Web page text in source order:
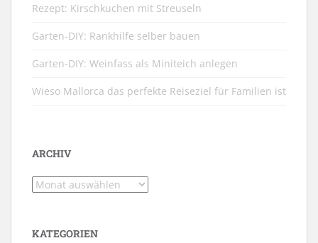
Rezept: Kirschkuchen mit Streuseln
Garten-DIY: Rankhilfe selber bauen
Garten-DIY: Weinfass als Miniteich anlegen
Wieso Mallorca das perfekte Reiseziel für Familien ist
ARCHIV
Archiv
KATEGORIEN